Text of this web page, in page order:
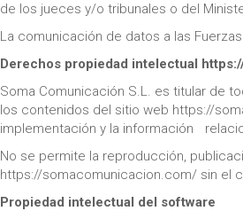
de los jueces y/o tribunales o del
La comunicación de datos a las
Derechos propiedad intelectual
Soma Comunicación S.L. es titular de
los contenidos del sitio web https://
implementación y la información
No se permite la reproducción,
https://somacomunicacion.com/ sin el
Propiedad intelectual del software